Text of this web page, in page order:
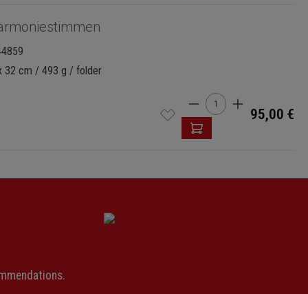
32 cm / 493 g / folder
Product
95,00 €